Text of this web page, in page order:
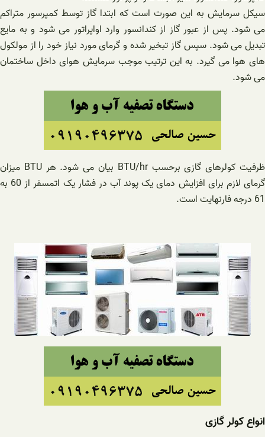
سیکل سرمایش به این صورت است که ابتدا گاز توسط کمپرسور متراکم
می شود. پس از عبور گاز از کندانسور وارد اواپراتور می شود و به مایع
تبدیل می شود. سپس گاز تبخیر شده و گرمای مورد نیاز خود را از مولکول
های هوا می گیرد. به این ترتیب موجب سرمایش هوای داخل ساختمان
می شود.
ظرفیت کولرهای گازی برحسب BTU/hr بیان می شود. هر BTU میزان
گرمای لازم برای افزایش دمای یک پوند آب در فشار یک اتمسفر از 60 به
61 درجه فارنهایت است.
انواع کولر گازی